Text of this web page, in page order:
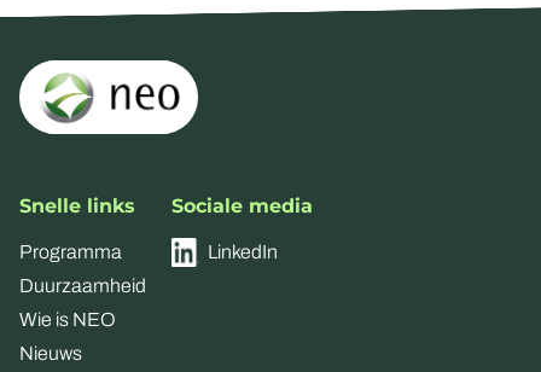
Snelle links
Programma
Duurzaamheid
Wie is NEO
Nieuws
Sociale media
LinkedIn